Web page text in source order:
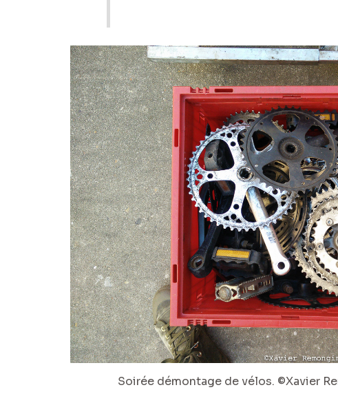
Soirée démontage de vélos. ©Xavier